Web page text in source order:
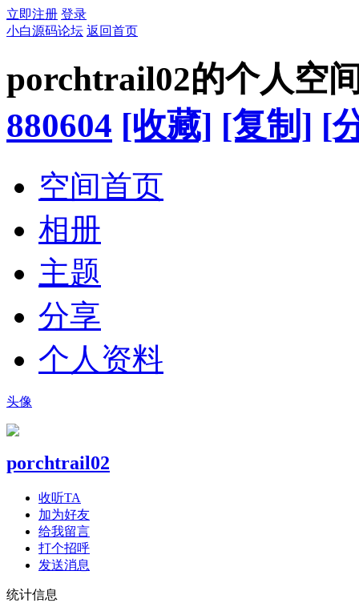
立即注册 登录
小白源码论坛 返回首页
porchtrail02的个人空
880604 [收藏] [复制] [
空间首页
相册
主题
分享
个人资料
头像
porchtrail02
收听TA
加为好友
给我留言
打个招呼
发送消息
统计信息